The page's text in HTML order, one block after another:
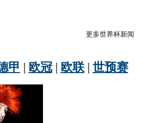
更多世界杯新闻